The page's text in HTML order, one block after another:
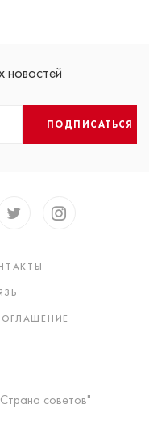
новостей
ПОДПИСАТЬСЯ
советов"